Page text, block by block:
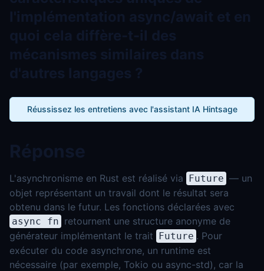
l'implémentation async/await et en
quoi cela diffère-t-il des
mécanismes similaires dans
d'autres langages ?
Réussissez les entretiens avec l'assistant IA Hintsage
Réponse
L'asynchronisme en Rust est réalisé via Future — un
objet représentant un travail dont le résultat sera
obtenu dans le futur. Les fonctions déclarées avec
async fn retournent une structure anonyme de
générateur implémentant le trait Future . Pour
exécuter du code asynchrone, un runtime est
nécessaire (par exemple, Tokio ou async-std), car la